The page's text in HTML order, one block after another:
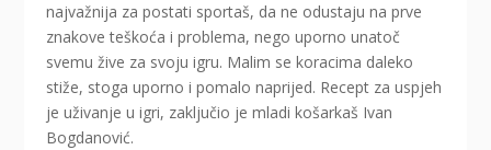
najvažnija za postati sportaš, da ne odustaju na prve
znakove teškoća i problema, nego uporno unatoč
svemu žive za svoju igru. Malim se koracima daleko
stiže, stoga uporno i pomalo naprijed. Recept za uspjeh
je uživanje u igri, zaključio je mladi košarkaš Ivan
Bogdanović.